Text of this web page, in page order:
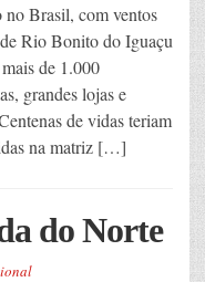
Brasil, com ventos
Rio Bonito do Iguaçu
de 1.000
grandes lojas e
de vidas teriam
na matriz […]
do Norte